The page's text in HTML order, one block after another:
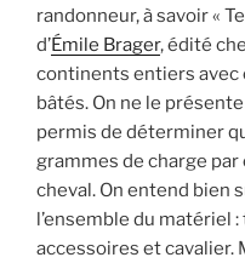
randonneur, à savoir «
d’Émile Brager, édité
continents entiers avec
bâtés. On ne le
permis de déterminer
grammes de charge par
cheval. On entend bien
l’ensemble du matériel
accessoires et cavalier.